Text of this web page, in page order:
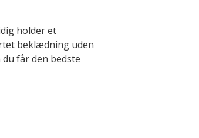
holder et
beklædning uden
får den bedste